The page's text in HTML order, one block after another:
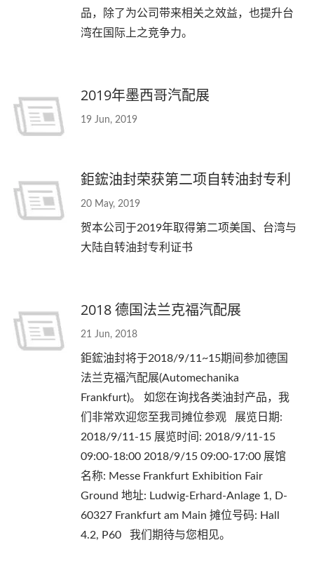
品，除了为公司带来相关之效益，也提升台
湾在国际上之竞争力。
2019年墨西哥汽配展
19 Jun, 2019
鉅鋐油封荣获第二项自转油封专利
20 May, 2019
贺本公司于2019年取得第二项美国、台湾与
大陆自转油封专利证书
2018 德国法兰克福汽配展
21 Jun, 2018
鉅鋐油封将于2018/9/11~15期间参加德国
法兰克福汽配展(Automechanika
Frankfurt)。 如您在询找各类油封产品，我
们非常欢迎您至我司摊位参观 展览日期:
2018/9/11-15 展览时间: 2018/9/11-15
09:00-18:00 2018/9/15 09:00-17:00 展馆
名称: Messe Frankfurt Exhibition Fair
Ground 地址: Ludwig-Erhard-Anlage 1, D-
60327 Frankfurt am Main 摊位号码: Hall
4.2, P60 我们期待与您相见。